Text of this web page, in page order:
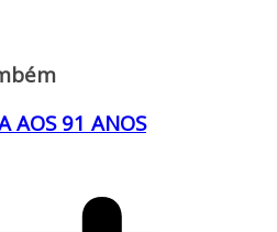
AOS 91 ANOS